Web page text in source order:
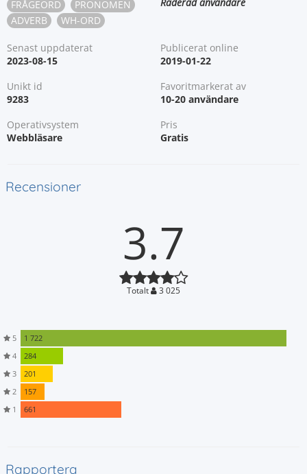
FRÅGEORD
PRONOMEN
ADVERB
WH-ORD
Senast uppdaterat
2023-08-15
Publicerat online
2019-01-22
Unikt id
9283
Favoritmarkerat av
10-20 användare
Operativsystem
Webbläsare
Pris
Gratis
Recensioner
3.7
Totalt 3 025
5
1 722
4
284
3
201
2
157
1
661
Rapportera